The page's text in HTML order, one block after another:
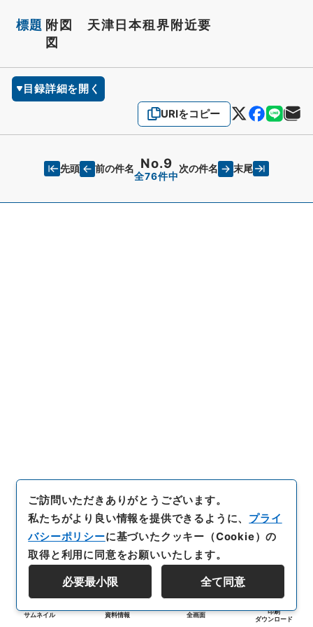
標題 附図 天津日本租界附近要
図
目録詳細を開く
URIをコピー
先頭 前の件名 No.9
全76件中
次の件名 末尾
サムネイル 資料情報 全画面
印刷
ダウンロード
ご訪問いただきありがとうございます。
私たちがより良い情報を提供できるように、 プライ
バシーポリシーに基づいたクッキー（Cookie）の
取得と利用に同意をお願いいたします。
必要最小限 全て同意